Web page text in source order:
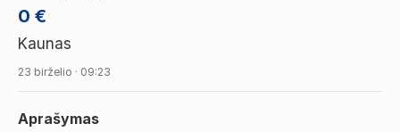
0 €
Kaunas
23 birželio · 09:23
Aprašymas